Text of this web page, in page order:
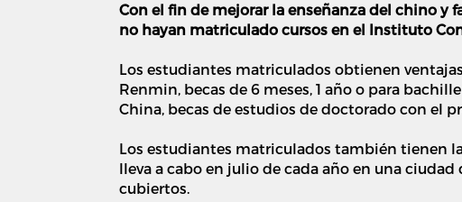
Con el fin de mejorar la enseñanza del chino y
no hayan matriculado cursos en el Instituto
Los estudiantes matriculados obtienen
Renmin, becas de 6 meses, 1 año o para
China, becas de estudios de doctorado con el
Los estudiantes matriculados también tienen
lleva a cabo en julio de cada año en una
cubiertos.